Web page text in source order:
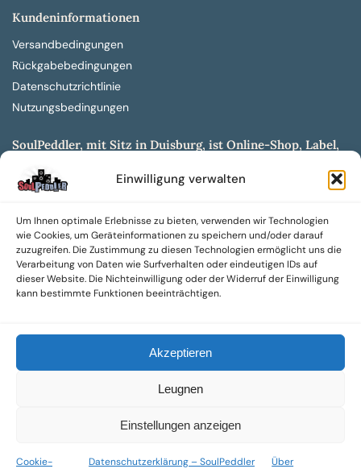
Einwilligung verwalten
Um Ihnen optimale Erlebnisse zu bieten, verwenden wir Technologien
wie Cookies, um Geräteinformationen zu speichern und/oder darauf
zuzugreifen. Die Zustimmung zu diesen Technologien ermöglicht uns die
Verarbeitung von Daten wie Surfverhalten oder eindeutigen IDs auf
dieser Website. Die Nichteinwilligung oder der Widerruf der Einwilligung
kann bestimmte Funktionen beeinträchtigen.
Akzeptieren
Leugnen
Einstellungen anzeigen
Cookie- Datenschutzerklärung – SoulPeddler Über
Kundeninformationen
Versandbedingungen
Rückgabebedingungen
Datenschutzrichtlinie
Nutzungsbedingungen
SoulPeddler, mit Sitz in Duisburg, ist Online-Shop, Label,
entwickelt aus dem SoulPeddler Vinyl-Presswerk und
unserer Online-Gig-Plattform.
Wir bieten eine breite Auswahl an sowohl hochgradig
sammelwürdigen als auch Mainstream-Titeln und -Formaten auf
Vinyl, CD und weiteren Medien.
Sowohl neue als auch gebrauchte, nach Zustand bewertete
Wir setzen uns leidenschaftlich für unabhängige Künstler und
Labels ein und bieten hochwertige, maßgeschneiderte Lösungen
aus über 30 Jahren Erfahrung in der Musikindustrie.
SoulPeddler Mailorder, Records & Vinyl Production – DUBOX –
Nettirock – Nice Guy Records – MOVA Museum of Vinyl Arts
© 2025 SoulPeddler GmbH®